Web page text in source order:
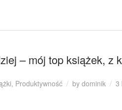
– mój top książek, z
, Produktywność by dominik 3